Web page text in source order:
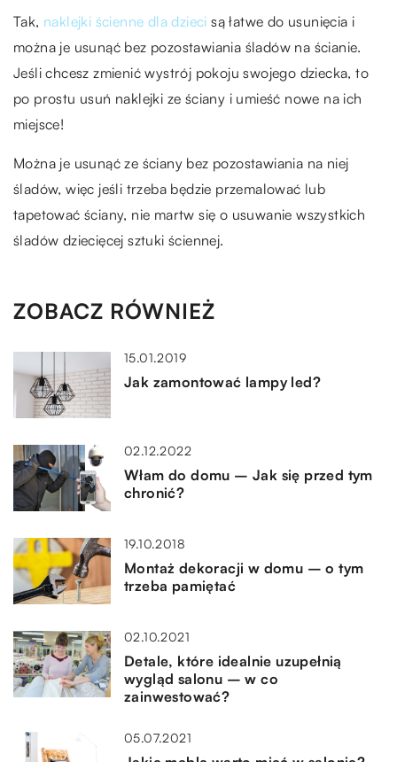
Tak, naklejki ścienne dla dzieci są łatwe do usunięcia i
można je usunąć bez pozostawiania śladów na ścianie.
Jeśli chcesz zmienić wystrój pokoju swojego dziecka, to
po prostu usuń naklejki ze ściany i umieść nowe na ich
miejsce!
Można je usunąć ze ściany bez pozostawiania na niej
śladów, więc jeśli trzeba będzie przemalować lub
tapetować ściany, nie martw się o usuwanie wszystkich
śladów dziecięcej sztuki ściennej.
ZOBACZ RÓWNIEŻ
15.01.2019
Jak zamontować lampy led?
02.12.2022
Włam do domu – Jak się przed tym
chronić?
19.10.2018
Montaż dekoracji w domu – o tym
trzeba pamiętać
02.10.2021
Detale, które idealnie uzupełnią
wygląd salonu – w co
zainwestować?
05.07.2021